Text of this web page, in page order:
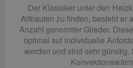
Der Klassiker unter den
Altbauten zu finden, besteht er
Anzahl genormter Glieder.
optimal auf individuelle
werden und sind sehr günstig.